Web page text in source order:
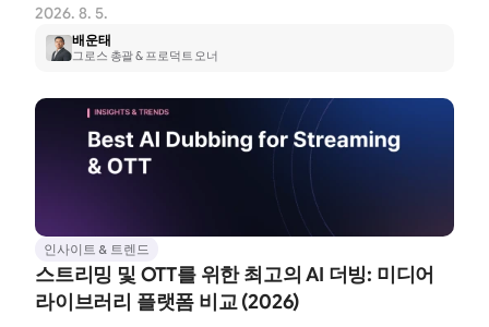
2026. 8. 5.
배운태
그로스 총괄 & 프로덕트 오너
인사이트 & 트렌드
스트리밍 및 OTT를 위한 최고의 AI 더빙: 미디어
라이브러리 플랫폼 비교 (2026)